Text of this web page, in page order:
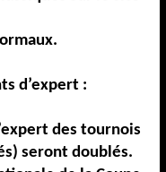
d’expert :
des tournois
seront doublés.